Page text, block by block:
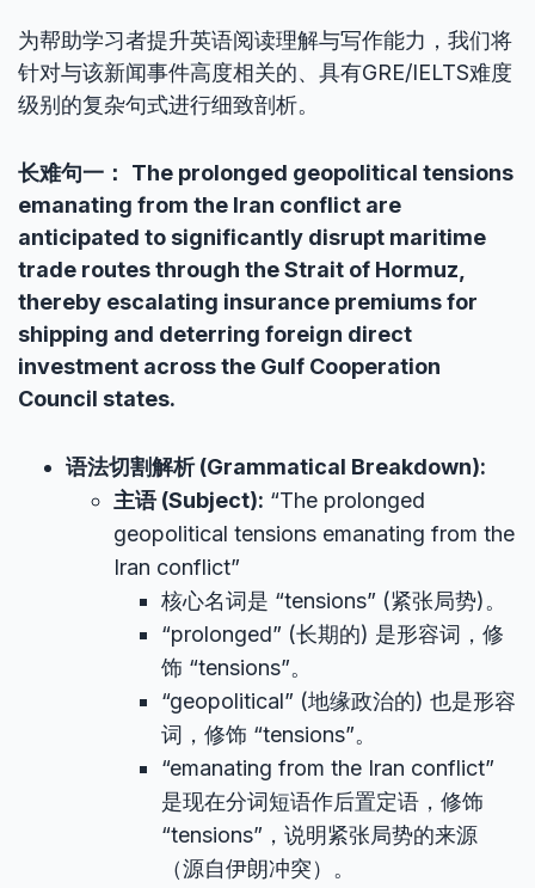
为帮助学习者提升英语阅读理解与写作能力，我们将
针对与该新闻事件高度相关的、具有GRE/IELTS难度
级别的复杂句式进行细致剖析。
长难句一：
The prolonged geopolitical tensions
emanating from the Iran conflict are
anticipated to significantly disrupt maritime
trade routes through the Strait of Hormuz,
thereby escalating insurance premiums for
shipping and deterring foreign direct
investment across the Gulf Cooperation
Council states.
语法切割解析 (Grammatical Breakdown):
主语 (Subject): “The prolonged
geopolitical tensions emanating from the
Iran conflict”
核心名词是 “tensions” (紧张局势)。
“prolonged” (长期的) 是形容词，修
饰 “tensions”。
“geopolitical” (地缘政治的) 也是形容
词，修饰 “tensions”。
“emanating from the Iran conflict”
是现在分词短语作后置定语，修饰
“tensions”，说明紧张局势的来源
（源自伊朗冲突）。